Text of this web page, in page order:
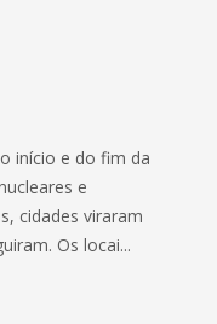
início e do fim da
e
cidades viraram
Os locai...